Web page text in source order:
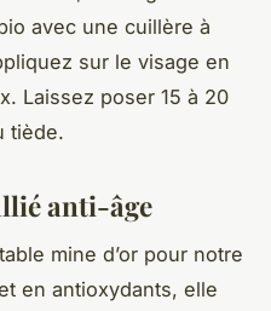
avec une cuillère à
sur le visage en
Laissez poser 15 à 20
tiède.
anti-âge
mine d’or pour notre
en antioxydants, elle